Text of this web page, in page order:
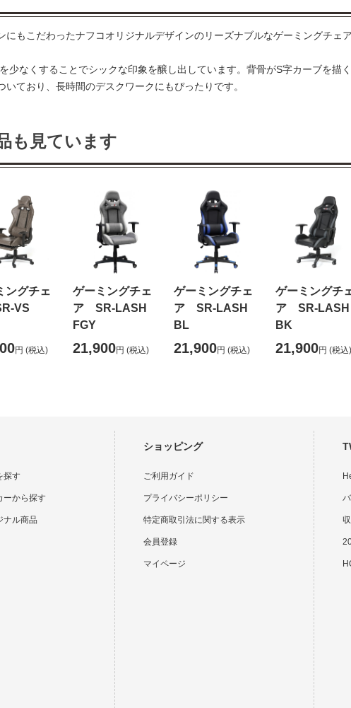
もこだわったナフコオリジナルデザインのリーズナブルなゲーミングチェ
少なくすることでシックな印象を醸し出しています。背骨がS字カーブを描
ており、長時間のデスクワークにもぴったりです。
も見ています
ングチェ
VS
円 (税込)
ゲーミングチェ
ア SR-LASH
FGY
21,900円 (税込)
ゲーミングチェ
ア SR-LASH
BL
21,900円 (税込)
ゲーミングチ
ア SR-
BK
21,900円 (税込)
探す
ーから探す
ナル商品
ショッピング
ご利用ガイド
プライバシーポリシー
特定商取引法に関する表示
会員登録
マイページ